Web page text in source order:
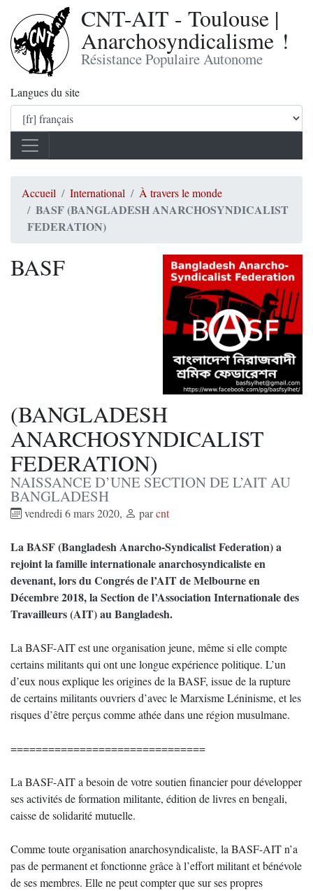
CNT-AIT - Toulouse |
Anarchosyndicalisme !
Résistance Populaire Autonome
Langues du site
Accueil International À travers le monde
BASF (BANGLADESH ANARCHOSYNDICALIST
FEDERATION)
BASF
(BANGLADESH
ANARCHOSYNDICALIST
FEDERATION)
NAISSANCE D’UNE SECTION DE L’AIT AU
BANGLADESH
vendredi 6 mars 2020, parcnt
La BASF (Bangladesh Anarcho-Syndicalist Federation) a
rejoint la famille internationale anarchosyndicaliste en
devenant, lors du Congrés de l’AIT de Melbourne en
Décembre 2018, la Section de l’Association Internationale des
Travailleurs (AIT) au Bangladesh.
La BASF-AIT est une organisation jeune, même si elle compte
certains militants qui ont une longue expérience politique. L’un
d’eux nous explique les origines de la BASF, issue de la rupture
de certains militants ouvriers d’avec le Marxisme Léninisme, et les
risques d’être perçus comme athée dans une région musulmane.
===============================
La BASF-AIT a besoin de votre soutien financier pour développer
ses activités de formation militante, édition de livres en bengali,
caisse de solidarité mutuelle.
Comme toute organisation anarchosyndicaliste, la BASF-AIT n’a
pas de permanent et fonctionne grâce à l’effort militant et bénévole
de ses membres. Elle ne peut compter que sur ses propres